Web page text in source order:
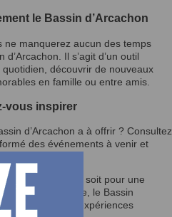
le Bassin d’Arcachon
ne manquerez aucun des temps
Il s’agit d’un outil
découvrir de nouveaux
en famille ou entre amis.
vous inspirer
d’Arcachon a à offrir ? Consultez
des événements à venir et
activité ? Que ce soit pour une
en famille, le Bassin
pour vivre des expériences